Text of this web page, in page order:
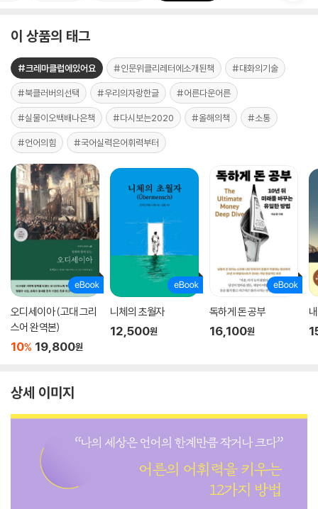
이 상품의 태그
#크레마클럽에있어요 #인문위클리레터에소개된책 #대화의기술
#북클러버의선택 #우리의자랑한글 #어른다운어른
#실물이오백배나은책 #다시보는2020 #올해의책 #소통
#언어의힘 #국어실력은어휘력부터
오디세이아 (고대 그리
스어 완역본)
10% 19,800원
니체의 초월자
12,500원
독하게 돈 공부
16,100원
상세 이미지